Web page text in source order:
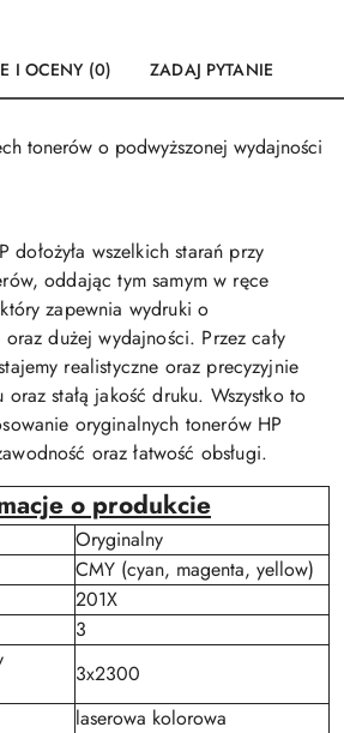
I OCENY (0) ZADAJ PYTANIE
tonerów o podwyższonej wydajności
dołożyła wszelkich starań przy
oddając tym samym w ręce
zapewnia wydruki o
dużej wydajności. Przez cały
realistyczne oraz precyzyjnie
stałą jakość druku. Wszystko to
oryginalnych tonerów HP
oraz łatwość obsługi.
o produkcie
Oryginalny
CMY (cyan, magenta, yellow)
201X
3
3x2300
laserowa kolorowa